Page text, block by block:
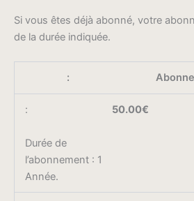
Si vous êtes déjà abonné, votre
de la durée indiquée.
50.00€
Durée de
l’abonnement : 1
Année.